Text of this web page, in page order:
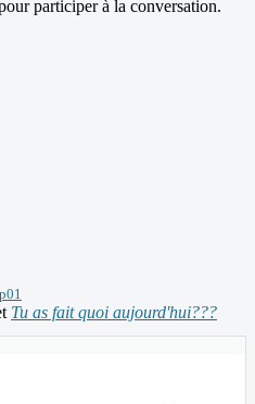
participer à la conversation.
Tu as fait quoi aujourd'hui???